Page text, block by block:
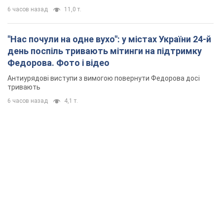
6 часов назад 11,0 т.
"Нас почули на одне вухо": у містах України 24-й
день поспіль тривають мітинги на підтримку
Федорова. Фото і відео
Антиурядові виступи з вимогою повернути Федорова досі
тривають
6 часов назад 4,1 т.